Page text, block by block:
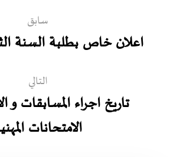
سابق
اعلان خاص بطلبة السنة
التالي
تاريخ اجراء المسابقات و
الامتحانات